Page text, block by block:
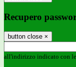
Recupero
button close ×
all'indirizzo indicato con